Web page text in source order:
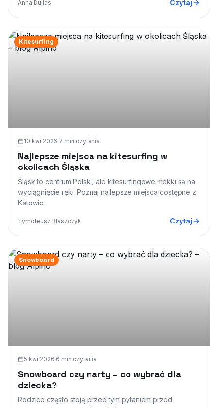
Anna Dulias Czytaj
Kitesurfing
10 kwi 2026·7 min czytania
Najlepsze miejsca na kitesurfing w
okolicach Śląska
Śląsk to centrum Polski, ale kitesurfingowe mekki są na
wyciągnięcie ręki. Poznaj najlepsze miejsca dostępne z
Katowic.
Tymoteusz Błaszczyk Czytaj
Snowboard
5 kwi 2026·6 min czytania
Snowboard czy narty – co wybrać dla
dziecka?
Rodzice często stoją przed tym pytaniem przed